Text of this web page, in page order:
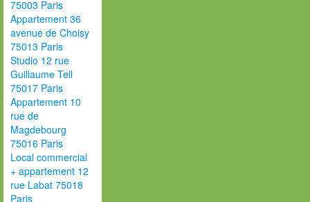
75003 Paris
Appartement 36
avenue de Choisy
75013 Paris
Studio 12 rue
Guillaume Tell
75017 Paris
Appartement 10
rue de
Magdebourg
75016 Paris
Local commercial
+ appartement 12
rue Labat 75018
Paris